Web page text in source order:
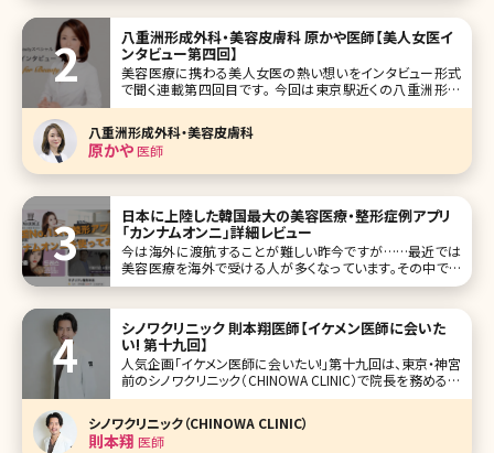
八重洲形成外科・美容皮膚科 原かや医師【美人女医イ
ンタビュー第四回】
美容医療に携わる美人女医の熱い想いをインタビュー形式
で聞く連載第四回目です。 今回は東京駅近くの八重洲形成
外科・美容皮膚科の原かや院長です。 形成外科から美容領
域進出の経緯、現在でも診療にあたる大学病院と開業医の
違いなどを語ってもらい、興味深い内容になりました。インタ
ビューから、その真摯な想いが
八重洲形成外科・美容皮膚科
原かや医師
日本に上陸した韓国最大の美容医療・整形症例アプリ
「カンナムオンニ」詳細レビュー
今は海外に渡航することが難しい昨今ですが……最近では
美容医療を海外で受ける人が多くなっています。その中でも
最も人気の渡航先として「韓国」が挙げられます。韓国は美容
ァッションや美容を参考にする人が急増しています。 そして韓
国で施術
シノワクリニック 則本翔医師【イケメン医師に会いた
い! 第十九回】
人気企画「イケメン医師に会いたい!」第十九回は、東京・神宮
前のシノワクリニック（CHINOWA CLINIC）で院長を務める則
本翔（のりもとしょう）先生です。 渋谷と原宿の中心に位置
し、東京のカルチャーが息づく神宮前エリア。この地に、SNS
でも多くの注目を集める則本先生が、上質で落ち着いた空
シノワクリニック（CHINOWA CLINIC）
則本翔 医師